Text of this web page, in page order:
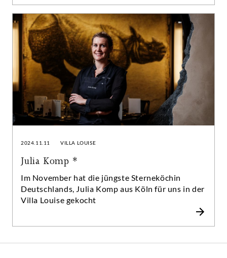
2024.11.11 VILLA LOUISE
Julia Komp *
Im November hat die jüngste Sterneköchin
Deutschlands, Julia Komp aus Köln für uns in der
Villa Louise gekocht